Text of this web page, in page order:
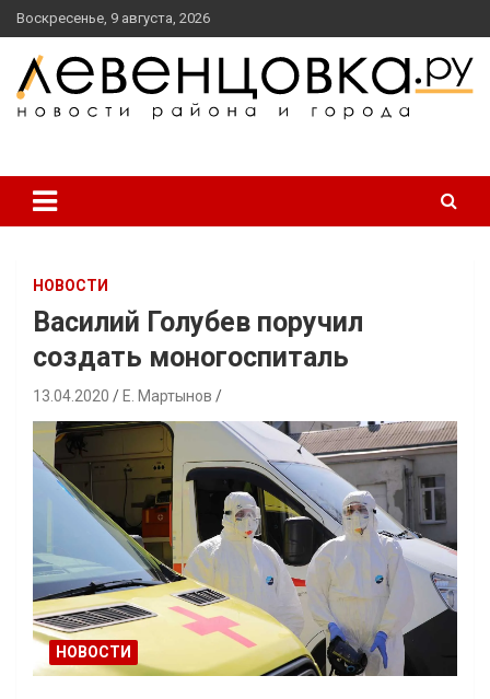
перейти
к
содержанию
Воскресенье, 9 августа, 2026
НОВОСТИ
Василий Голубев поручил
создать моногоспиталь
13.04.2020 Е. Мартынов
НОВОСТИ